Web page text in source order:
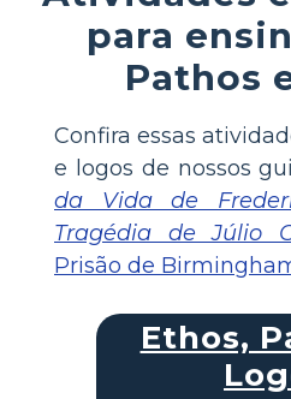
para
Pathos
Confira essas
e logos de nossos
da Vida de
Tragédia de Júlio
Prisão de
Ethos,